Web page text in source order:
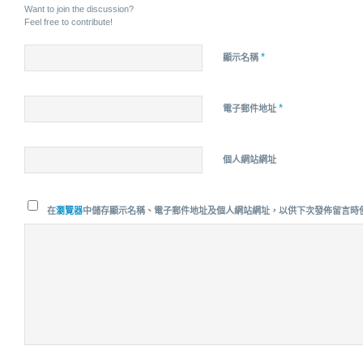
Want to join the discussion?
Feel free to contribute!
顯示名稱*
電子郵件地址*
個人網站網址
在瀏覽器中儲存顯示名稱、電子郵件地址及個人網站網址，以供下次發佈留言時